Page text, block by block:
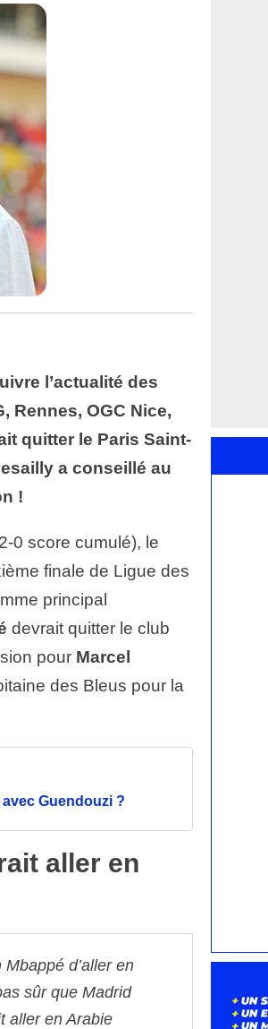
l’actualité des
Rennes, OGC Nice,
quitter le Paris Saint-
a conseillé au
!
0 score cumulé), le
finale de Ligue des
principal
devrait quitter le club
pour Marcel
des Bleus pour la
Guendouzi ?
aller en
d’aller en
sûr que Madrid
aller en Arabie